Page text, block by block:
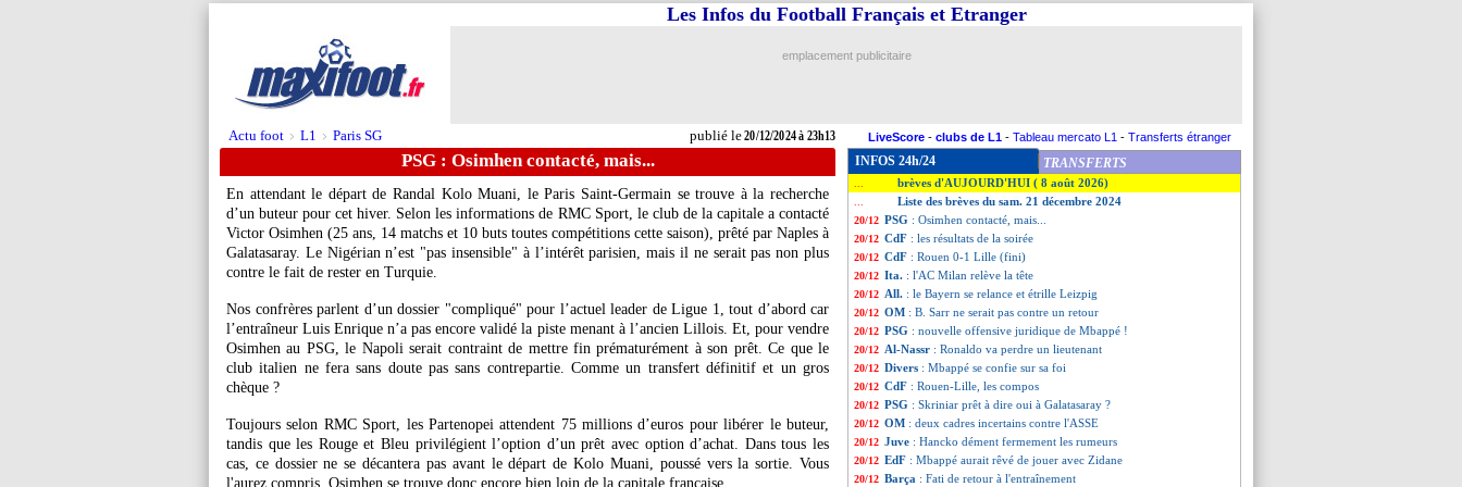
Actu foot > L1 > Paris SG publié le20/12/2024 à 23h13
Les Infos du Football Français et Etranger
emplacement publicitaire
LiveScore - clubs de L1 - Tableau mercato L1 - Transferts étranger
PSG : Osimhen contacté, mais...
En attendant le départ de Randal Kolo Muani, le Paris Saint-Germain se trouve à la recherche
d’un buteur pour cet hiver. Selon les informations de RMC Sport, le club de la capitale a contacté
Victor Osimhen (25 ans, 14 matchs et 10 buts toutes compétitions cette saison), prêté par Naples à
Galatasaray. Le Nigérian n’est "pas insensible" à l’intérêt parisien, mais il ne serait pas non plus
contre le fait de rester en Turquie.
Nos confrères parlent d’un dossier "compliqué" pour l’actuel leader de Ligue 1, tout d’abord car
l’entraîneur Luis Enrique n’a pas encore validé la piste menant à l’ancien Lillois. Et, pour vendre
Osimhen au PSG, le Napoli serait contraint de mettre fin prématurément à son prêt. Ce que le
club italien ne fera sans doute pas sans contrepartie. Comme un transfert définitif et un gros
chèque ?
Toujours selon RMC Sport, les Partenopei attendent 75 millions d’euros pour libérer le buteur,
tandis que les Rouge et Bleu privilégient l’option d’un prêt avec option d’achat. Dans tous les
cas, ce dossier ne se décantera pas avant le départ de Kolo Muani, poussé vers la sortie. Vous
l'aurez compris, Osimhen se trouve donc encore bien loin de la capitale française…
INFOS 24h/24 TRANSFERTS
brèves d'AUJOURD'HUI ( 8 août 2026)
Liste des brèves du sam. 21 décembre 2024
20/12 PSG : Osimhen contacté, mais...
20/12 CdF : les résultats de la soirée
20/12 CdF : Rouen 0-1 Lille (fini)
20/12 Ita. : l'AC Milan relève la tête
20/12 All. : le Bayern se relance et étrille Leizpig
20/12 OM : B. Sarr ne serait pas contre un retour
20/12 PSG : nouvelle offensive juridique de Mbappé !
20/12 Al-Nassr : Ronaldo va perdre un lieutenant
20/12 Divers : Mbappé se confie sur sa foi
20/12 CdF : Rouen-Lille, les compos
20/12 PSG : Skriniar prêt à dire oui à Galatasaray ?
20/12 OM : deux cadres incertains contre l'ASSE
20/12 Juve : Hancko dément fermement les rumeurs
20/12 EdF : Mbappé aurait rêvé de jouer avec Zidane
20/12 Barça : Fati de retour à l'entraînement